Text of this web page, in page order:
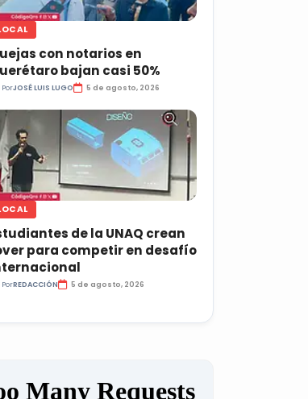
con notarios en
bajan casi 50%
PorJOSÉ LUIS LUGO 5 de agosto, 2026
de la UNAQ crean
para competir en desafío
PorREDACCIÓN 5 de agosto, 2026